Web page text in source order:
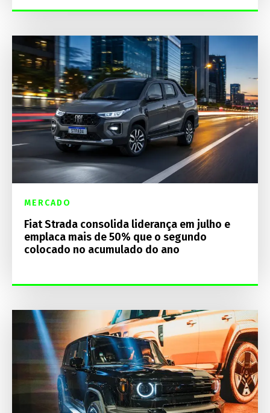
MERCADO
Fiat Strada consolida liderança em julho e
emplaca mais de 50% que o segundo
colocado no acumulado do ano